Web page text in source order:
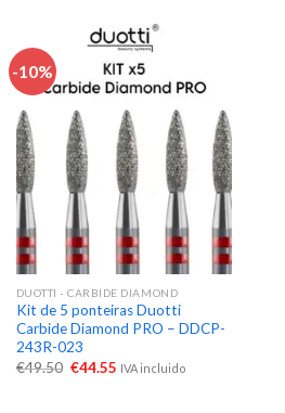
-10%
DUOTTI - CARBIDE DIAMOND
Kit de 5 ponteiras Duotti
Carbide Diamond PRO – DDCP-
243R-023
€49.50 €44.55 IVA incluido